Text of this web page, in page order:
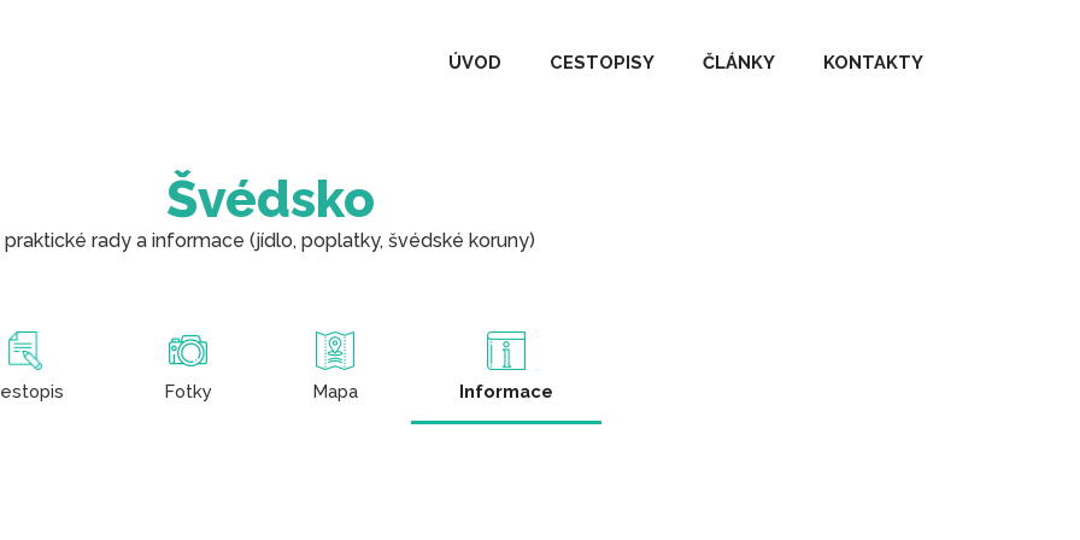
ÚVOD CESTOPISY ČLÁNKY KONTAKTY
Švédsko
praktické rady a informace (jídlo, poplatky, švédské koruny)
Fotky Mapa Informace